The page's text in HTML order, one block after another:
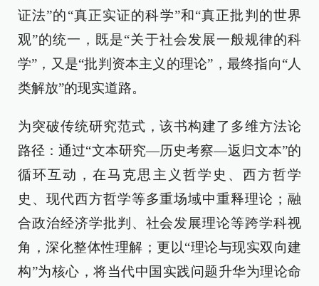
证法”的“真正实证的科学”和“真正批判的世界
观”的统一，既是“关于社会发展一般规律的科
学”，又是“批判资本主义的理论”，最终指向“人
类解放”的现实道路。
为突破传统研究范式，该书构建了多维方法论
路径：通过“文本研究—历史考察—返归文本”的
循环互动，在马克思主义哲学史、西方哲学
史、现代西方哲学等多重场域中重释理论；融
合政治经济学批判、社会发展理论等跨学科视
角，深化整体性理解；更以“理论与现实双向建
构”为核心，将当代中国实践问题升华为理论命